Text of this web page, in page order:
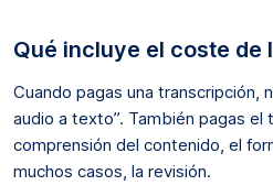
Qué incluye el coste de
Cuando pagas una transcripción,
audio a texto”. También pagas el
comprensión del contenido, el
muchos casos, la revisión.